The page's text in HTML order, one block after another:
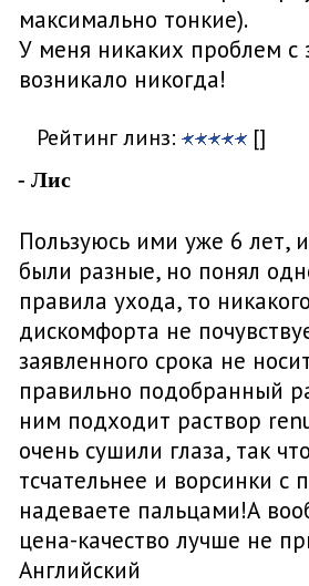
максимально тонкие).
У меня никаких проблем
возникало никогда!
Рейтинг линз: []
- Лис
Пользуюсь ими уже 6 лет,
были разные, но понял
правила ухода, то
дискомфорта не
заявленного срока не
правильно подобранный
ним подходит раствор
очень сушили глаза, так
тсчательнее и ворсинки с
надеваете пальцами!А
цена-качество лучше не
Английский